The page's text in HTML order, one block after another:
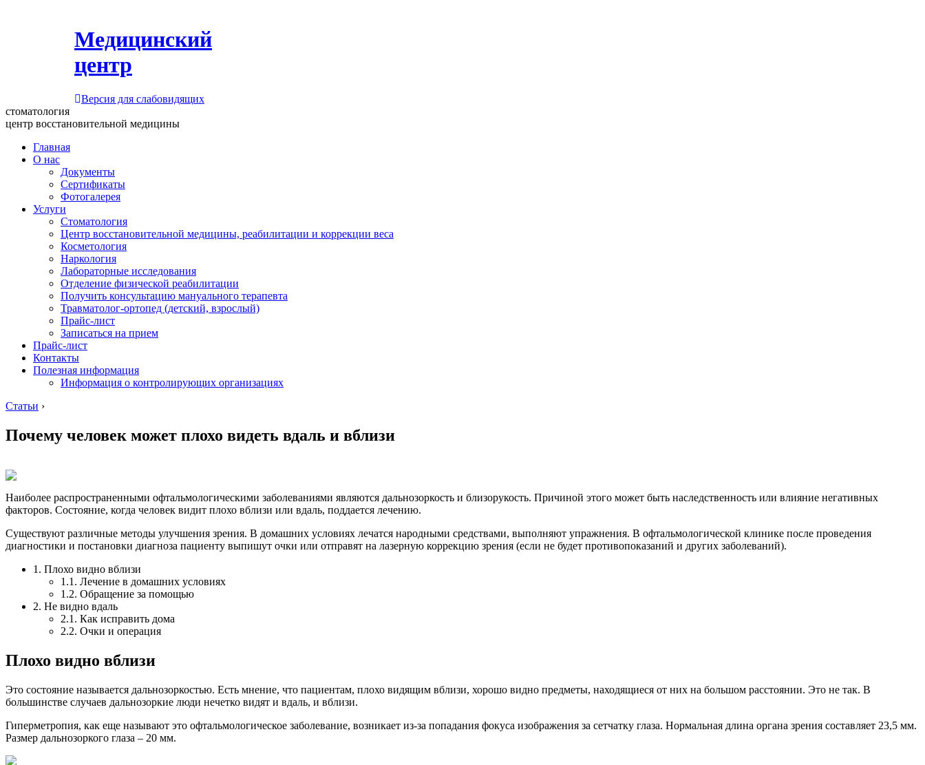
Медицинский
центр
Версия для слабовидящих
стоматология
центр восстановительной медицины
Главная
О нас
Документы
Сертификаты
Фотогалерея
Услуги
Стоматология
Центр восстановительной медицины, реабилитации и коррекции веса
Косметология
Наркология
Лабораторные исследования
Отделение физической реабилитации
Получить консультацию мануального терапевта
Травматолог-ортопед (детский, взрослый)
Прайс-лист
Записаться на прием
Прайс-лист
Контакты
Полезная информация
Информация о контролирующих организациях
Статьи ›
Почему человек может плохо видеть вдаль и вблизи
Наиболее распространенными офтальмологическими заболеваниями являются дальнозоркость и близорукость. Причиной этого может быть наследственность или влияние негативных
факторов. Состояние, когда человек видит плохо вблизи или вдаль, поддается лечению.
Существуют различные методы улучшения зрения. В домашних условиях лечатся народными средствами, выполняют упражнения. В офтальмологической клинике после проведения
диагностики и постановки диагноза пациенту выпишут очки или отправят на лазерную коррекцию зрения (если не будет противопоказаний и других заболеваний).
1. Плохо видно вблизи
1.1. Лечение в домашних условиях
1.2. Обращение за помощью
2. Не видно вдаль
2.1. Как исправить дома
2.2. Очки и операция
Плохо видно вблизи
Это состояние называется дальнозоркостью. Есть мнение, что пациентам, плохо видящим вблизи, хорошо видно предметы, находящиеся от них на большом расстоянии. Это не так. В
большинстве случаев дальнозоркие люди нечетко видят и вдаль, и вблизи.
Гиперметропия, как еще называют это офтальмологическое заболевание, возникает из-за попадания фокуса изображения за сетчатку глаза. Нормальная длина органа зрения составляет 23,5 мм.
Размер дальнозоркого глаза – 20 мм.